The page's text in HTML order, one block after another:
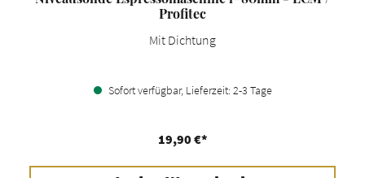
Profitec
Mit Dichtung
Sofort verfügbar, Lieferzeit: 2-3 Tage
19,90 €*